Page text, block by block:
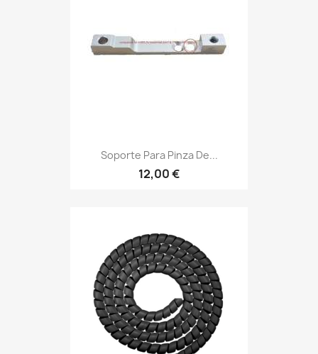
Soporte Para Pinza De...
12,00 €